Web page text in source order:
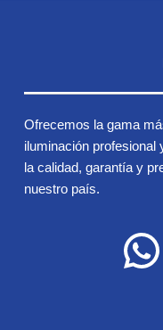
Ofrecemos la gama
iluminación profesional
la calidad, garantía y
nuestro país.